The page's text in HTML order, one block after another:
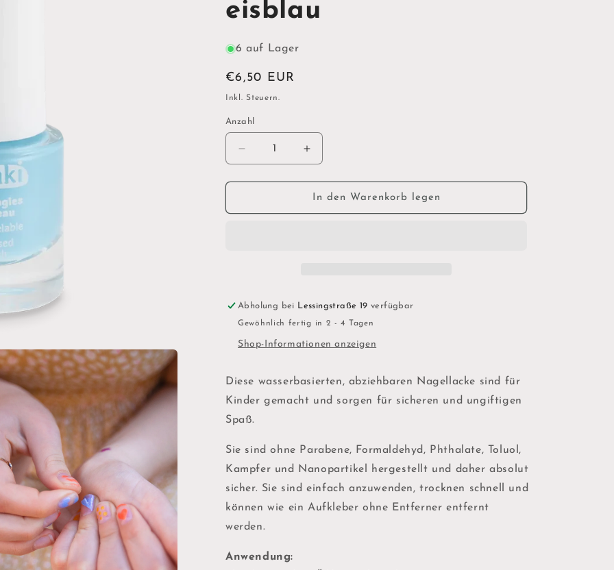
eisblau
6 auf Lager
Normaler
Preis
€6,50 EUR
Inkl. Steuern.
Anzahl
Verringere
die
Menge
Kinder
Erhöhe
die
Menge
für
Kinder
In den Warenkorb legen
Abholung bei Lessingstraße 19 verfügbar
Gewöhnlich fertig in 2 - 4 Tagen
Shop-Informationen anzeigen
Diese wasserbasierten, abziehbaren Nagellacke sind für
Kinder gemacht und sorgen für sicheren und ungiftigen
Spaß.
Sie sind ohne Parabene, Formaldehyd, Phthalate, Toluol,
Kampfer und Nanopartikel hergestellt und daher absolut
sicher. Sie sind einfach anzuwenden, trocknen schnell und
können wie ein Aufkleber ohne Entferner entfernt
werden.
Anwendung: